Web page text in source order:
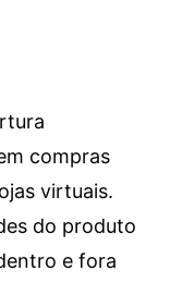
compras
virtuais.
do produto
e fora